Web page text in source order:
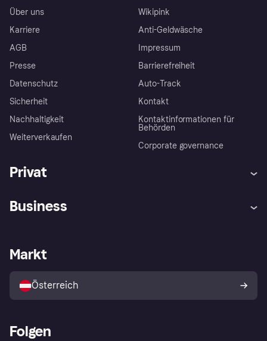
Über uns
Karriere
AGB
Presse
Datenschutz
Sicherheit
Nachhaltigkeit
Weiterverkaufen
Wikipink
Anti-Geldwäsche
Impressum
Barrierefreiheit
Auto-Track
Kontakt
Kontaktinformationen für
Behörden
Corporate governance
Privat
Shops entdecken
Business
Händlerportal
Markt
Österreich
Folgen